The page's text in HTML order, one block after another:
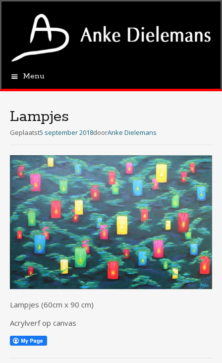
Menu
inhoud
Lampjes
Geplaatst5 september 2018doorAnke Dielemans
Lampjes (60cm x 90 cm)
Acrylverf op canvas